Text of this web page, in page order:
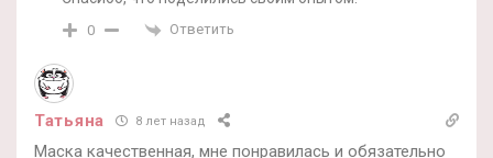
0 Ответить
Татьяна 8 лет назад
Маска качественная, мне понравилась и обязательно